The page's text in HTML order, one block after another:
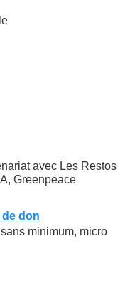
avec Les Restos
Greenpeace
de don
minimum, micro